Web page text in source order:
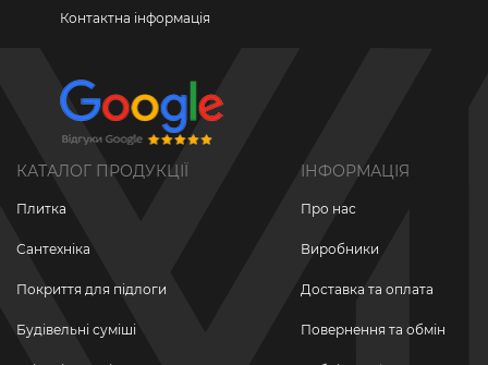
Контактна інформація
КАТАЛОГ ПРОДУКЦІЇ
Плитка
Сантехніка
Покриття для підлоги
Будівельні суміші
ІНФОРМАЦІЯ
Про нас
Виробники
Доставка та оплата
Повернення та обмін